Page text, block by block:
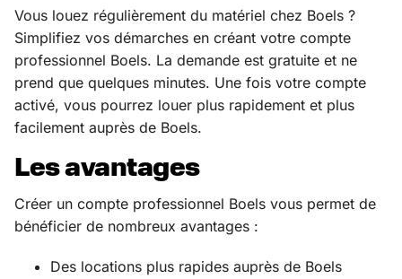
Vous louez régulièrement du matériel chez Boels ?
Simplifiez vos démarches en créant votre compte
professionnel Boels. La demande est gratuite et ne
prend que quelques minutes. Une fois votre compte
activé, vous pourrez louer plus rapidement et plus
facilement auprès de Boels.
Les avantages
Créer un compte professionnel Boels vous permet de
bénéficier de nombreux avantages :
Des locations plus rapides auprès de Boels